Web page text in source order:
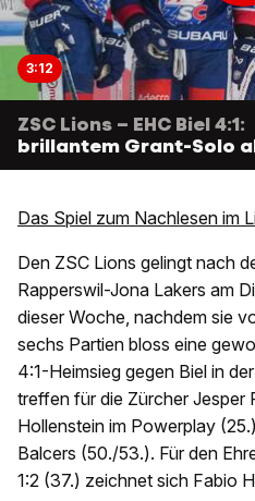
3:12
ZSC Lions – EHC Biel 4:1:
brillantem Grant-Solo
Das Spiel zum Nachlesen im
Den ZSC Lions gelingt nach
Rapperswil-Jona Lakers am
dieser Woche, nachdem sie
sechs Partien bloss eine
4:1-Heimsieg gegen Biel in
treffen für die Zürcher Jesper
Hollenstein im Powerplay
Balcers (50./53.). Für den
1:2 (37.) zeichnet sich Fabio